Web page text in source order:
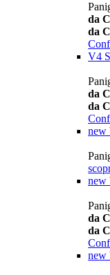
da
da
V4 S
da
da
new
new
da
da
new